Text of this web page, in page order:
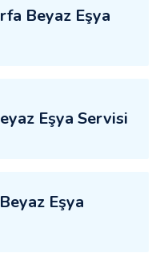
Beyaz Eşya
Eşya Servisi
Eşya